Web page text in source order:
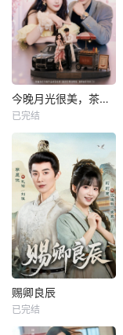
今晚月光很美，茶香四溢
已完结
赐卿良辰
已完结